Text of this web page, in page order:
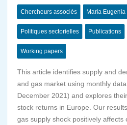
Chercheurs associés Maria Eugenia
Politiques sectorielles Publications
Working papers
This article identifies supply and
and gas market using monthly
December 2021) and explores
stock returns in Europe. Our
gas supply shock positively affects